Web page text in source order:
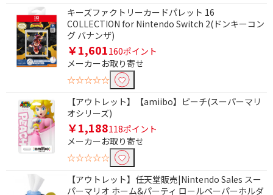
キーズファクトリーカードパレット 16
COLLECTION for Nintendo Switch 2(ドンキーコン
グ バナンザ)
￥1,601160ポイント
メーカーお取り寄せ
☆☆☆☆☆
【アウトレット】【amiibo】ピーチ(スーパーマリ
オシリーズ)
￥1,188118ポイント
メーカーお取り寄せ
☆☆☆☆☆
【アウトレット】任天堂販売|Nintendo Sales スー
パーマリオ ホーム&パーティ ロールペーパーホルダ
価格で絞り込む
円
CERO年齢区分で絞り込む
A：全年齢対象